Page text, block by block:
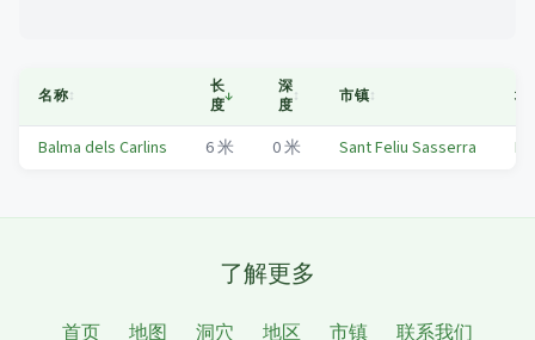
名称↕
长
度↓
深
度↕ 市镇↕ 地
Balma dels Carlins 6米 0米 Sant Feliu Sasserra
了解更多
首页 地图 洞穴 地区 市镇 联系我们